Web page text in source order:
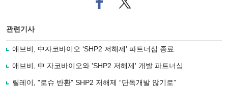
이
로
사
유
터로
관련기사
애브비, 中자코바이오 ‘SHP2 저해제’ 파트너십 종료
애브비, 中 자코바이오와 'SHP2 저해제' 개발 파트너십
릴레이, "로슈 반환" SHP2 저해제 “단독개발 않기로”